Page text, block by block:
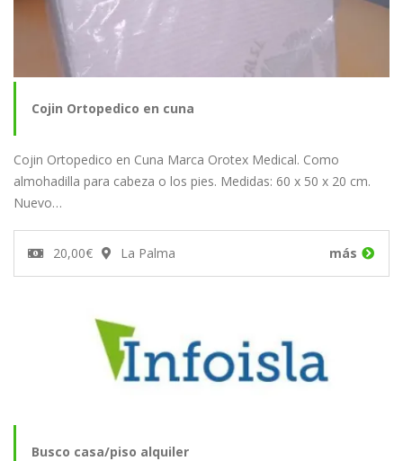
Cojin Ortopedico en cuna
Cojin Ortopedico en Cuna Marca Orotex Medical. Como
almohadilla para cabeza o los pies. Medidas: 60 x 50 x 20 cm.
Nuevo…
20,00€ La Palma más
Busco casa/piso alquiler